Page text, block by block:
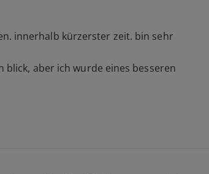
innerhalb kürzerster zeit. bin sehr
aber ich wurde eines besseren